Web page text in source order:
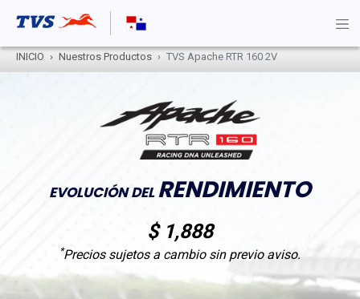
INICIO Nuestros Productos TVS Apache RTR 160 2V
EVOLUCIÓN DELRENDIMIENTO
$ 1,888
*Precios sujetos a cambio sin previo aviso.